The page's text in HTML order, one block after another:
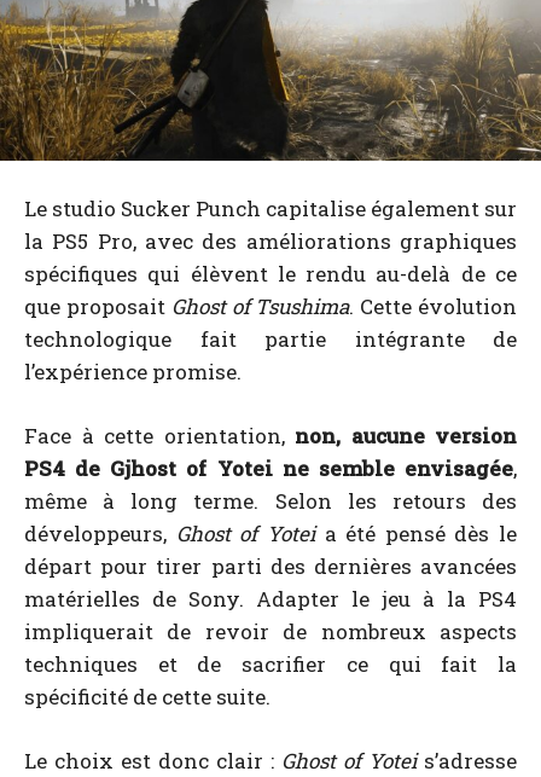
Le studio Sucker Punch capitalise également sur
la PS5 Pro, avec des améliorations graphiques
spécifiques qui élèvent le rendu au-delà de ce
que proposait Ghost of Tsushima. Cette évolution
technologique fait partie intégrante de
l’expérience promise.
Face à cette orientation, non, aucune version
PS4 de Gjhost of Yotei ne semble envisagée,
même à long terme. Selon les retours des
développeurs, Ghost of Yoteia été pensé dès le
départ pour tirer parti des dernières avancées
matérielles de Sony. Adapter le jeu à la PS4
impliquerait de revoir de nombreux aspects
techniques et de sacrifier ce qui fait la
spécificité de cette suite.
Le choix est donc clair : Ghost of Yoteis’adresse